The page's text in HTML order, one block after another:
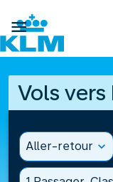

Vols vers
Aller-retour expand_more